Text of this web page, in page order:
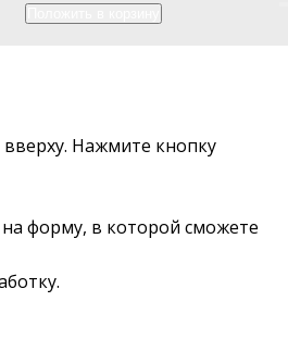
Нажмите кнопку
форму, в которой сможете